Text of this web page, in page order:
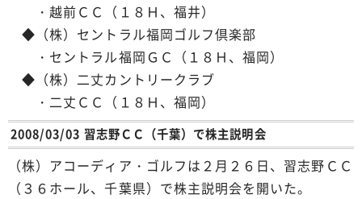
・越前ＣＣ（１８Ｈ、福井）
◆（株）セントラル福岡ゴルフ倶楽部
・セントラル福岡ＧＣ（１８Ｈ、福岡）
◆（株）二丈カントリークラブ
・二丈ＣＣ（１８Ｈ、福岡）
2008/03/03 習志野ＣＣ（千葉）で株主説明会
（株）アコーディア・ゴルフは２月２６日、習志野ＣＣ
（３６ホール、千葉県）で株主説明会を開いた。